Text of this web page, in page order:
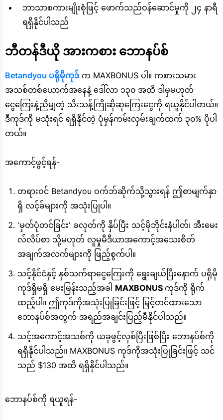
ဘာသာစကားမျိုးစုံဖြင့် ဖောက်သည်ဝန်ဆောင်မှုကို ၂၄ နာရီ
ရရှိနိုင်ပါသည်
ဘီတန်ဒီယို အားကစား ဘောနပ်စ်
Betandyou ပရိုမိုကုဒ်က MAXBONUS ပါ။ ကစားသမား
အသစ်တစ်ယောက်အနေနဲ့ ဒေါ်လာ ၁၃၀ အထိ ဒါမှမဟုတ်
ငွေကြေးနဲ့ညီမျှတဲ့ သီးသန့်ကြိုဆိုဆုကြေးငွေကို ရယူနိုင်ပါတယ်။
ဒီကုဒ်ကို မသုံးရင် ရရှိနိုင်တဲ့ ပုံမှန်ကမ်းလှမ်းချက်ထက် ၃၀% ပိုပါ
တယ်။
အကောင့်ဖွင့်ရန်-
တရားဝင် Betandyou ဝက်ဘ်ဆိုက်သို့သွားရန် ဤစာမျက်နှာ
ရှိ လင့်ခ်များကို အသုံးပြုပါ။
'မှတ်ပုံတင်ခြင်း' ခလုတ်ကို နှိပ်ပြီး သင့်မိုဘိုင်းနံပါတ်၊ အီးမေး
လ်လိပ်စာ သို့မဟုတ် လူမှုမီဒီယာအကောင့်အသေးစိတ်
အချက်အလက်များကို ဖြည့်စွက်ပါ။
သင့်နိုင်ငံနှင့် နှစ်သက်ရာငွေကြေးကို ရွေးချယ်ပြီးနောက် ပရိုမို
ကုဒ်ရှိမရှိ မေးမြန်းသည့်အခါ MAXBONUS ကုဒ်ကို ရိုက်
ထည့်ပါ။ ဤကုဒ်ကိုအသုံးပြုခြင်းဖြင့် မြှင့်တင်ထားသော
ဘောနပ်စ်အတွက် အရည်အချင်းပြည့်မီနိုင်ပါသည်။
သင့်အကောင့်အသစ်ကို ယခုဖွင့်လှစ်ပြီးဖြစ်ပြီး ဘောနပ်စ်ကို
ရရှိနိုင်ပါသည်။ MAXBONUS ကုဒ်ကိုအသုံးပြုခြင်းဖြင့် သင်
သည် $130 အထိ ရရှိနိုင်ပါသည်။
ဘောနပ်စ်ကို ရယူရန်-